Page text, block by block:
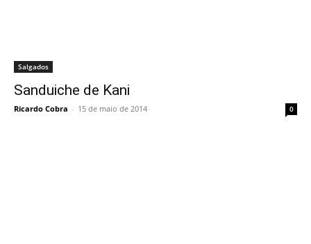
Salgados
Sanduiche de Kani
Ricardo Cobra - 15 de maio de 2014 0